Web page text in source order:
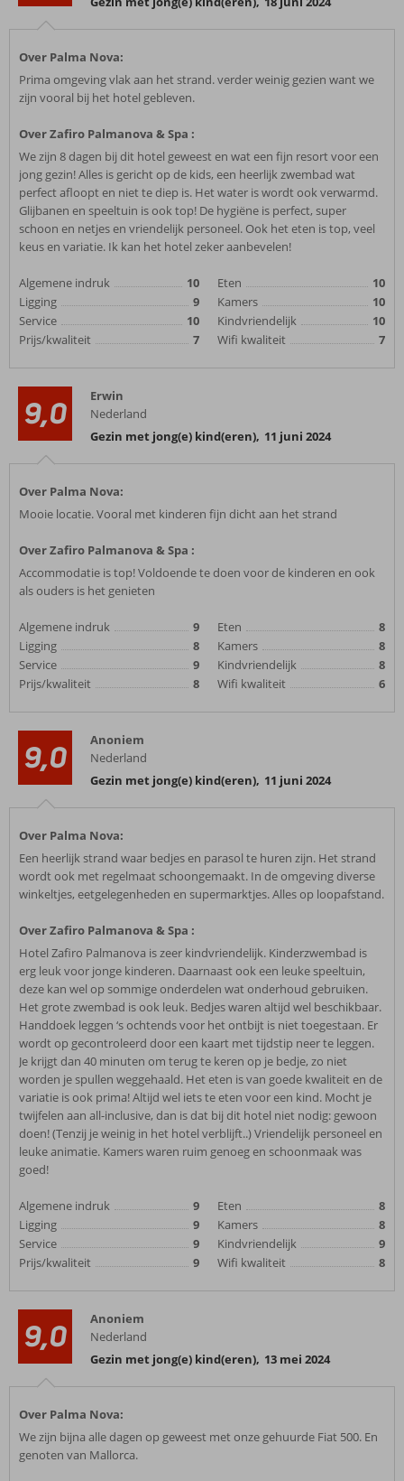
Over Palma Nova:
Prima omgeving vlak aan het strand. verder weinig gezien want we
zijn vooral bij het hotel gebleven.
Over Zafiro Palmanova & Spa :
We zijn 8 dagen bij dit hotel geweest en wat een fijn resort voor een
jong gezin! Alles is gericht op de kids, een heerlijk zwembad wat
perfect afloopt en niet te diep is. Het water is wordt ook verwarmd.
Glijbanen en speeltuin is ook top! De hygiëne is perfect, super
schoon en netjes en vriendelijk personeel. Ook het eten is top, veel
keus en variatie. Ik kan het hotel zeker aanbevelen!
Algemene indruk
10
Ligging
9
Service
10
Prijs/kwaliteit
7
Eten
10
Kamers
10
Kindvriendelijk
10
Wifi kwaliteit
7
9,0
Erwin
Nederland
Gezin met jong(e) kind(eren), 11 juni 2024
Over Palma Nova:
Mooie locatie. Vooral met kinderen fijn dicht aan het strand
Over Zafiro Palmanova & Spa :
Accommodatie is top! Voldoende te doen voor de kinderen en ook
als ouders is het genieten
Algemene indruk
9
Ligging
8
Service
9
Prijs/kwaliteit
8
Eten
8
Kamers
8
Kindvriendelijk
8
Wifi kwaliteit
6
9,0
Anoniem
Nederland
Gezin met jong(e) kind(eren), 11 juni 2024
Over Palma Nova:
Een heerlijk strand waar bedjes en parasol te huren zijn. Het strand
wordt ook met regelmaat schoongemaakt. In de omgeving diverse
winkeltjes, eetgelegenheden en supermarktjes. Alles op loopafstand.
Over Zafiro Palmanova & Spa :
Hotel Zafiro Palmanova is zeer kindvriendelijk. Kinderzwembad is
erg leuk voor jonge kinderen. Daarnaast ook een leuke speeltuin,
deze kan wel op sommige onderdelen wat onderhoud gebruiken.
Het grote zwembad is ook leuk. Bedjes waren altijd wel beschikbaar.
Handdoek leggen ‘s ochtends voor het ontbijt is niet toegestaan. Er
wordt op gecontroleerd door een kaart met tijdstip neer te leggen.
Je krijgt dan 40 minuten om terug te keren op je bedje, zo niet
worden je spullen weggehaald. Het eten is van goede kwaliteit en de
variatie is ook prima! Altijd wel iets te eten voor een kind. Mocht je
twijfelen aan all-inclusive, dan is dat bij dit hotel niet nodig: gewoon
doen! (Tenzij je weinig in het hotel verblijft..) Vriendelijk personeel en
leuke animatie. Kamers waren ruim genoeg en schoonmaak was
goed!
Algemene indruk
9
Ligging
9
Service
9
Prijs/kwaliteit
9
Eten
8
Kamers
8
Kindvriendelijk
9
Wifi kwaliteit
8
9,0
Anoniem
Nederland
Gezin met jong(e) kind(eren), 13 mei 2024
Over Palma Nova:
We zijn bijna alle dagen op geweest met onze gehuurde Fiat 500. En
genoten van Mallorca.